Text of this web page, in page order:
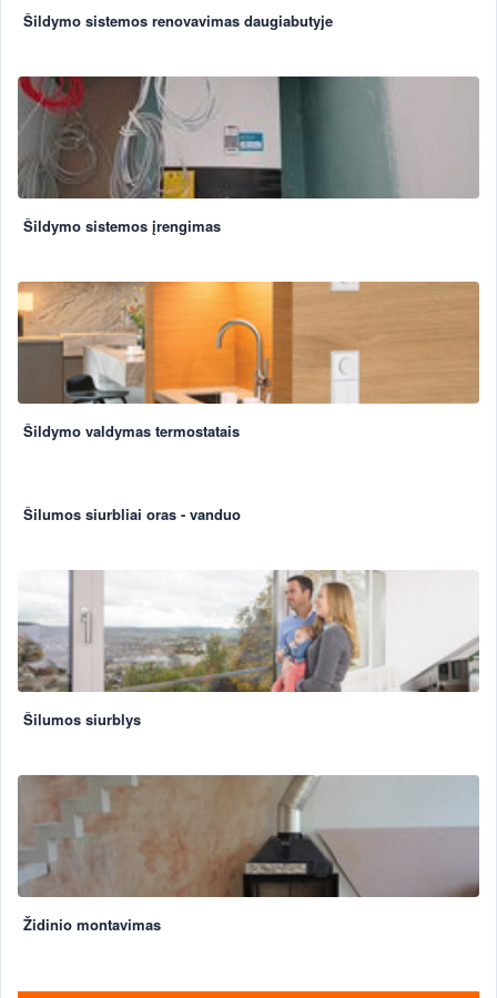
Šildymo sistemos renovavimas daugiabutyje
Šildymo sistemos įrengimas
Šildymo valdymas termostatais
Šilumos siurbliai oras - vanduo
Šilumos siurblys
Židinio montavimas